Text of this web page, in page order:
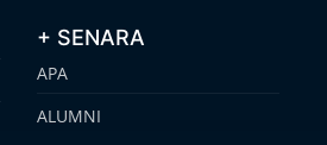
+ SENARA
APA
ALUMNI